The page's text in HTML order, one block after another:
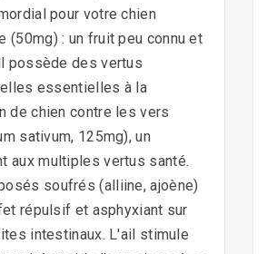
pour votre chien
(50mg) : un fruit peu connu et
possède des vertus
essentielles à la
de chien contre les vers
sativum, 125mg), un
aux multiples vertus santé.
soufrés (alliine, ajoène)
répulsif et asphyxiant sur
intestinaux. L'ail stimule